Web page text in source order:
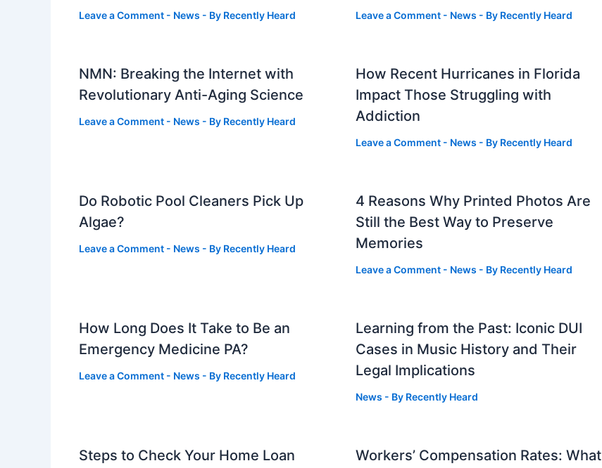
Leave a Comment - News - By Recently Heard Leave a Comment - News - By Recently Heard
NMN: Breaking the Internet with
Revolutionary Anti-Aging Science
Leave a Comment - News - By Recently Heard
How Recent Hurricanes in Florida
Impact Those Struggling with
Addiction
Leave a Comment - News - By Recently Heard
Do Robotic Pool Cleaners Pick Up
Algae?
Leave a Comment - News - By Recently Heard
4 Reasons Why Printed Photos Are
Still the Best Way to Preserve
Memories
Leave a Comment - News - By Recently Heard
How Long Does It Take to Be an
Emergency Medicine PA?
Leave a Comment - News - By Recently Heard
Learning from the Past: Iconic DUI
Cases in Music History and Their
Legal Implications
News - By Recently Heard
Steps to Check Your Home Loan Workers’ Compensation Rates: What